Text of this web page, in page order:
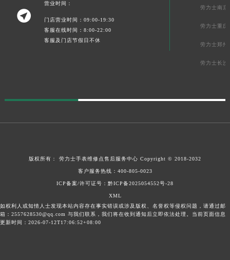

营业时间：
门店营业时间：09:00-19:30
客服在线时间：8:00-22:00
客服及门店节假日不休
劳力士南京
劳力士重庆
劳力士郑州
劳力士长沙
版权所有： 劳力士手表维修点售后服务中心 Copyright © 2018-2032
客户服务热线： 400-805-0023
ICP备案/许可证号： 黔ICP备2025054552号-28
XML
如权利人或知情人士发现本站内容存在事实错误或涉及版权、名誉权等侵权问题，请通过邮
箱：2557628530@qq.com 与我们联系，我们将在收到通知后立即依法处理。当前页面信息
更新时间：2026-07-12T17:06:52+08:00